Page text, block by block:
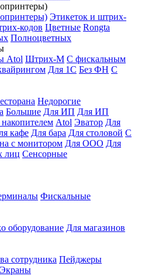
Этикеток и штрих-
кодов Цветные Rongta
Полноцветных
Atol Штрих-М С фискальным
Для 1С Без ФН С
Недорогие
Большие Для ИП Для ИП
Atol Эватор Для
кафе Для бара Для столовой С
с монитором Для ООО Для
лиц Сенсорные
Фискальные
оборудование Для магазинов
сотрудника Пейджеры
Экраны